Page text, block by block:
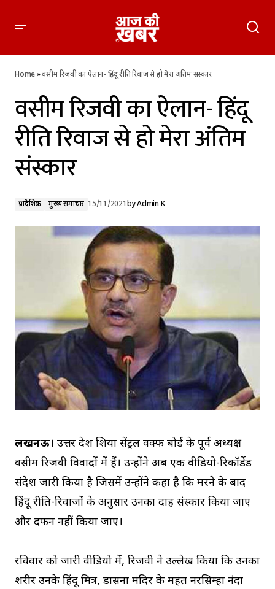
वसीम रिजवी का ऐलान- हिंदू रीति रिवाज से हो मेरा अंतिम संस्कार
Home»वसीम रिजवी का ऐलान- हिंदू रीति रिवाज से हो मेरा अंतिम संस्कार
वसीम रिजवी का ऐलान- हिंदू
रीति रिवाज से हो मेरा अंतिम
संस्कार
प्रादेशिक मुख्य समाचार 15/11/2021byAdmin K
लखनऊ। उत्तर प्रदेश शिया सेंट्रल वक्फ बोर्ड के पूर्व अध्यक्ष
वसीम रिजवी विवादों में हैं। उन्होंने अब एक वीडियो-रिकॉर्डेड
संदेश जारी किया है जिसमें उन्होंने कहा है कि मरने के बाद
हिंदू रीति-रिवाजों के अनुसार उनका दाह संस्कार किया जाए
और दफन नहीं किया जाए।
रविवार को जारी वीडियो में, रिजवी ने उल्लेख किया कि उनका
शरीर उनके हिंदू मित्र, डासना मंदिर के महंत नरसिम्हा नंदा